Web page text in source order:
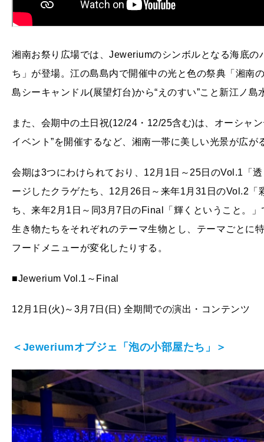
湘南お祭り広場では、Jeweriumのシンボルとなる海底
ち」が登場。江の島島内で開催中の光と色の祭典「湘南
島シーキャンドル(展望灯台)から“えのすい”こと新江ノ島
また、会期中の土日祝(12/24・12/25含む)は、オーシャ
イベント”を開催するなど、湘南一帯に美しい光景が広が
会期は3つにわけられており、12月1日～25日のVol.1「
ージしたクラゲたち、12月26日～来年1月31日のVol.2
ち、来年2月1日～同3月7日のFinal「輝くということ。
生き物たちをそれぞれのテーマ生物とし、テーマごとに
フードメニューが変化したりする。
■Jewerium Vol.1～Final
12月1日(火)～3月7日(日) 全期間での演出・コンテンツ
＜Jeweriumオブジェ「泡の小部屋たち」＞